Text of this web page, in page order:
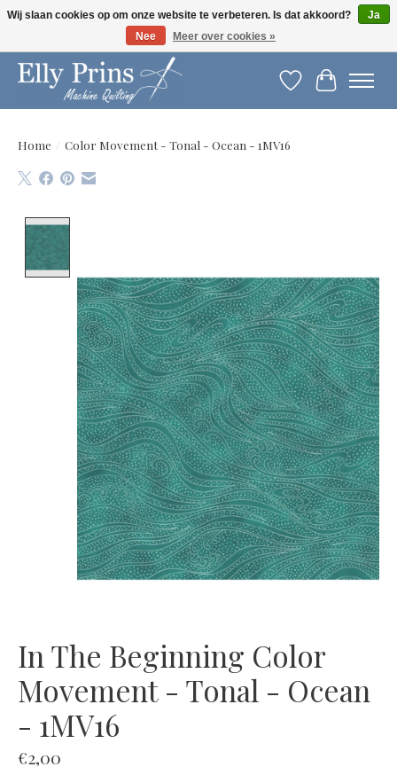
Let op: gewijzigde openingstijden!
Verlanglijst
Home / Color Movement - Tonal - Ocean - 1MV16
In The Beginning Color
Movement - Tonal - Ocean
- 1MV16
€2,00
Wij slaan cookies op om onze website te verbeteren. Is dat akkoord?
Ja
Nee
Meer over cookies »